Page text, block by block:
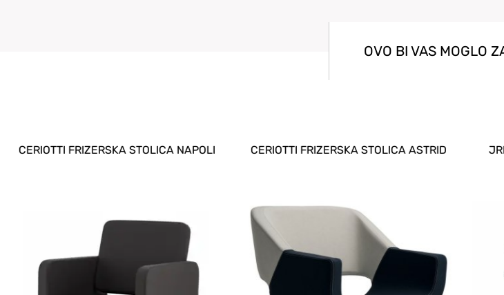
OVO BI VAS MOGLO
CERIOTTI FRIZERSKA STOLICA NAPOLI CERIOTTI FRIZERSKA STOLICA ASTRID